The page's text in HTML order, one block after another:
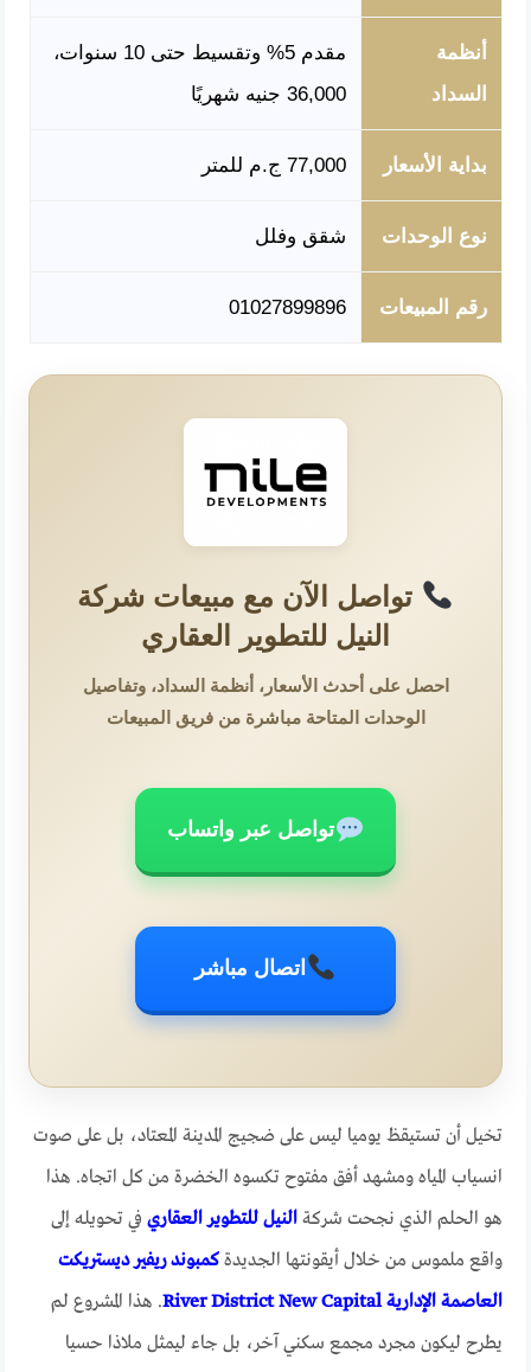
أنظمة
السداد
مقدم 5% وتقسيط حتى 10 سنوات،
36,000 جنيه شهريًا
بداية الأسعار 77,000 ج.م للمتر
نوع الوحدات شقق وفلل
رقم المبيعات 01027899896
تواصل الآن مع مبيعات شركة
النيل للتطوير العقاري
احصل على أحدث الأسعار، أنظمة السداد، وتفاصيل
الوحدات المتاحة مباشرة من فريق المبيعات
تواصل عبر واتساب
اتصال مباشر
تخيل أن تستيقظ يوميا ليس على ضجيج المدينة المعتاد، بل على صوت
انسياب المياه ومشهد أفق مفتوح تكسوه الخضرة من كل اتجاه. هذا
هو الحلم الذي نجحت شركةالنيل للتطوير العقاري في تحويله إلى
واقع ملموس من خلال أيقونتها الجديدةكمبوندريفير ديستريكت
العاصمة الإدارية River District New Capital
. هذا المشروع لم
يطرح ليكون مجرد مجمع سكني آخر، بل جاء ليمثل ملاذا حسيا